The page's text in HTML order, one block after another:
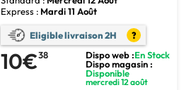
Express : Mardi 11 Août
Eligible livraison 2H ?
10€38 Dispo web :En Stock
Dispo magasin :
Disponible
mercredi 12 août